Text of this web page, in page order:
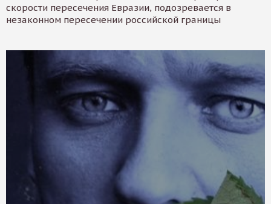
скорости пересечения Евразии, подозревается в
незаконном пересечении российской границы